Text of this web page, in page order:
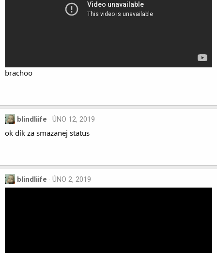
brachoo
blindliife ÚNO 12, 2019
ok dík za smazanej status
blindliife ÚNO 2, 2019